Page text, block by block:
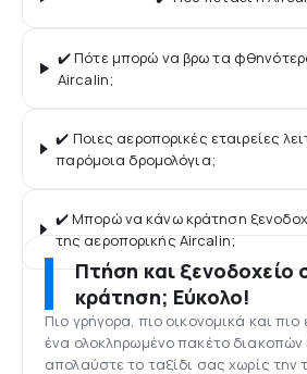
✔️ Πότε μπορώ να βρω τα
Aircalin;
✔️ Ποιες αεροπορικές εταιρείες
παρόμοια δρομολόγια;
✔️ Μπορώ να κάνω κράτηση
της αεροπορικής Aircalin;
Πτήση και ξενοδοχείο
κράτηση; Εύκολο!
Πιο γρήγορα, πιο οικονομικά και πιο
ένα ολοκληρωμένο πακέτο
απολαύστε το ταξίδι σας χωρίς την